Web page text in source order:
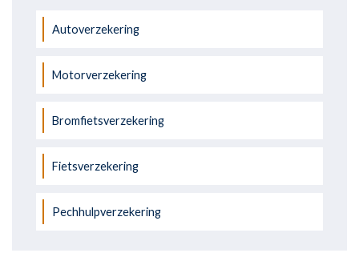
Autoverzekering
Motorverzekering
Bromfietsverzekering
Fietsverzekering
Pechhulpverzekering